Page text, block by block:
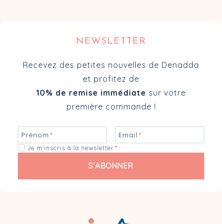
NEWSLETTER
Recevez des petites nouvelles de Denadda
et profitez de
10% de remise immédiate sur votre
première commande !
Prénom * Email *
Je m’inscris à la newsletter *
S’ABONNER